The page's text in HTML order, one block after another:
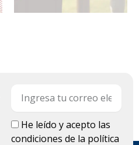
LOPDHe leído y acepto las
condiciones de la política